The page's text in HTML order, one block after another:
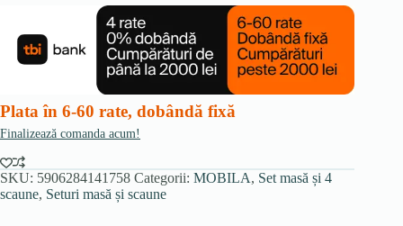
LUKAS
100-
250
de
nuc/negru,
4
scaune
PERU
Plata în 6-60 rate, dobândă fixă
Finalizează comanda acum!
SKU: 5906284141758 Categorii: MOBILA, Set masă și 4
scaune, Seturi masă și scaune